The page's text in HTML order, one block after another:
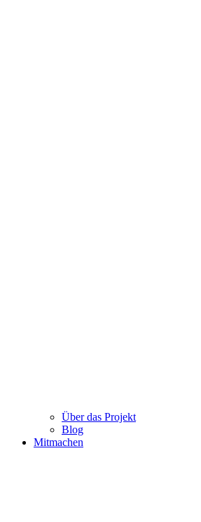
Über das Projekt
Blog
Mitmachen